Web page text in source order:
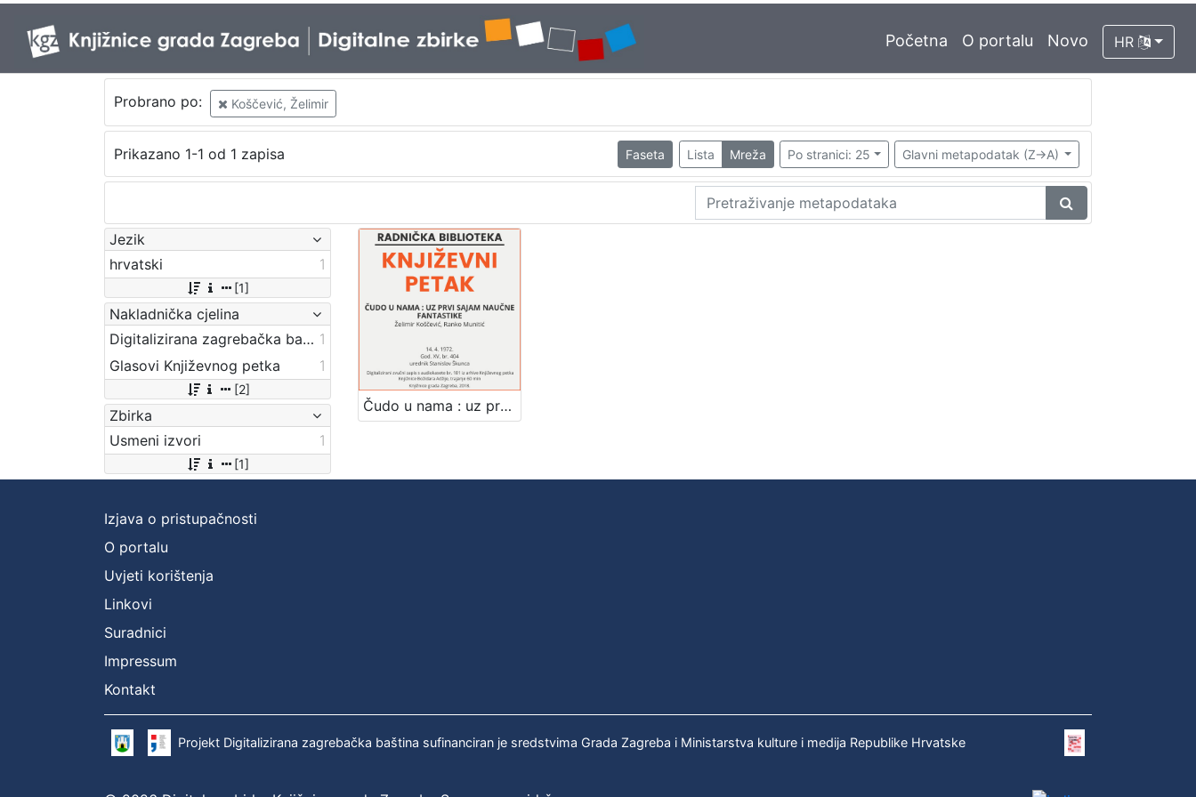
Početna O portalu Novo HR
Probrano po: Koščević, Želimir
Prikazano 1-1 od 1 zapisa Faseta Lista Mreža Po stranici: 25 Glavni metapodatak (Z->A)
Jezik
hrvatski
1
[1]
Nakladnička cjelina
Digitalizirana zagrebačka baština 1
Glasovi Književnog petka
1
[2]
Zbirka
Usmeni izvori
1
[1]
Čudo u nama : uz prvi sajam naučne fantastike : Književni petak, dvorana u Novinarskom domu, 14. 4. 1972., br. 404 / Želimir Koščević, Ranko Munitić ; urednik Stanislav Škunca
Izjava o pristupačnosti
O portalu
Uvjeti korištenja
Linkovi
Suradnici
Impressum
Kontakt
Projekt Digitalizirana zagrebačka baština sufinanciran je sredstvima Grada Zagreba i Ministarstva kulture i medija Republike Hrvatske